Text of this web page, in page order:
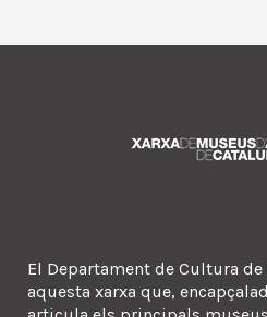
El Departament de Cultura
aquesta xarxa que,